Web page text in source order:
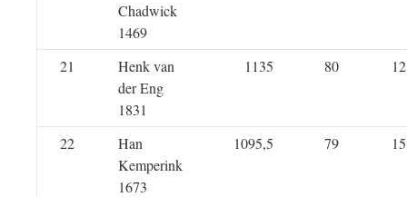
Chadwick
1469
21
Henk van
der Eng
1831
1135 80 12
22
Han
Kemperink
1673
1095,5 79 15